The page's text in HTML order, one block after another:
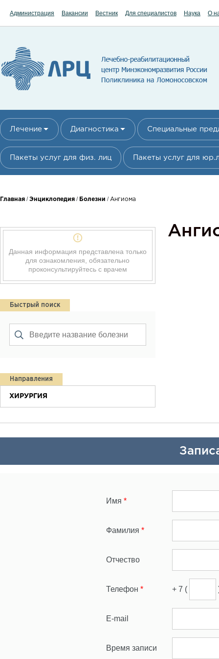
Администрация Вакансии Вестник Для специалистов Наука О
Лечение Диагностика Специальные
Пакеты услуг для физ. лиц Пакеты услуг для
Вы здесь
Главная /Энциклопедия / Болезни / Ангиома
Данная информация представлена только
для ознакомления, обязательно
проконсультируйтесь с врачем
Быстрый поиск
Направления
ХИРУРГИЯ
Имя *
Фамилия *
Отчество
Телефон * + 7 (
E-mail
Время записи